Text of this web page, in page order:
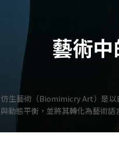
藝術
仿生藝術（Biomimicry Art）是以
與動態平衡，並將其轉化為藝術